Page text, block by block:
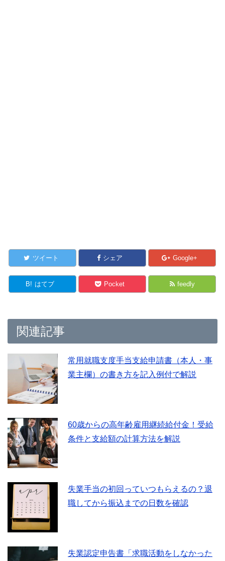
ツイート シェア Google+
B! はてブ Pocket feedly
関連記事
常用就職支度手当支給申請書（本人・事
業主欄）の書き方を記入例付で解説
60歳からの高年齢雇用継続給付金！受給
条件と支給額の計算方法を解説
失業手当の初回っていつもらえるの？退
職してから振込までの日数を確認
失業認定申告書「求職活動をしなかった